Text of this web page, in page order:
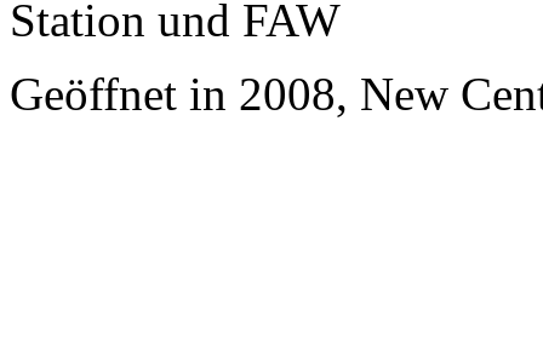
Station und FAW
Geöffnet in 2008, New